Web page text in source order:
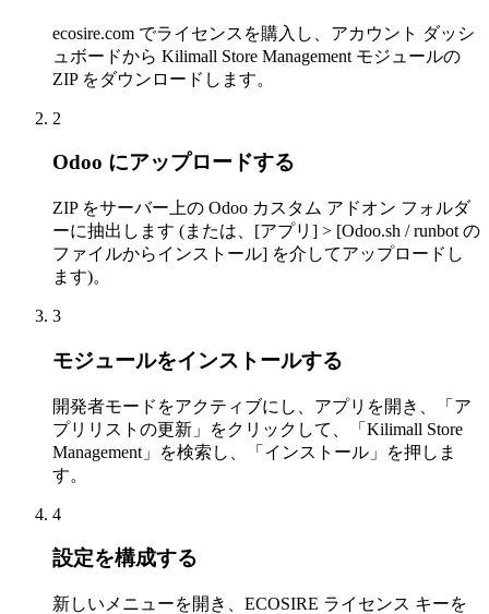
ecosire.com でライセンスを購入し、アカウント ダッシ
ュボードから Kilimall Store Management モジュールの
ZIP をダウンロードします。
2
Odoo にアップロードする
ZIP をサーバー上の Odoo カスタム アドオン フォルダ
ーに抽出します (または、[アプリ] > [Odoo.sh / runbot の
ファイルからインストール] を介してアップロードし
ます)。
3
モジュールをインストールする
開発者モードをアクティブにし、アプリを開き、「ア
プリリストの更新」をクリックして、「Kilimall Store
Management」を検索し、「インストール」を押しま
す。
4
設定を構成する
新しいメニューを開き、ECOSIRE ライセンス キーを